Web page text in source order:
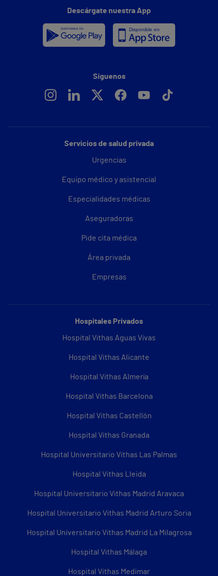
Servicios de salud privada
Urgencias
Equipo médico y asistencial
Especialidades médicas
Aseguradoras
Pide cita médica
Área privada
Empresas
Hospitales Privados
Hospital Vithas Aguas Vivas
Hospital Vithas Alicante
Hospital Vithas Almería
Hospital Vithas Barcelona
Hospital Vithas Castellón
Hospital Vithas Granada
Hospital Universitario Vithas Las Palmas
Hospital Vithas Lleida
Hospital Universitario Vithas Madrid Aravaca
Hospital Universitario Vithas Madrid Arturo Soria
Hospital Universitario Vithas Madrid La Milagrosa
Hospital Vithas Málaga
Hospital Vithas Medimar
Descárgate nuestra App
Síguenos